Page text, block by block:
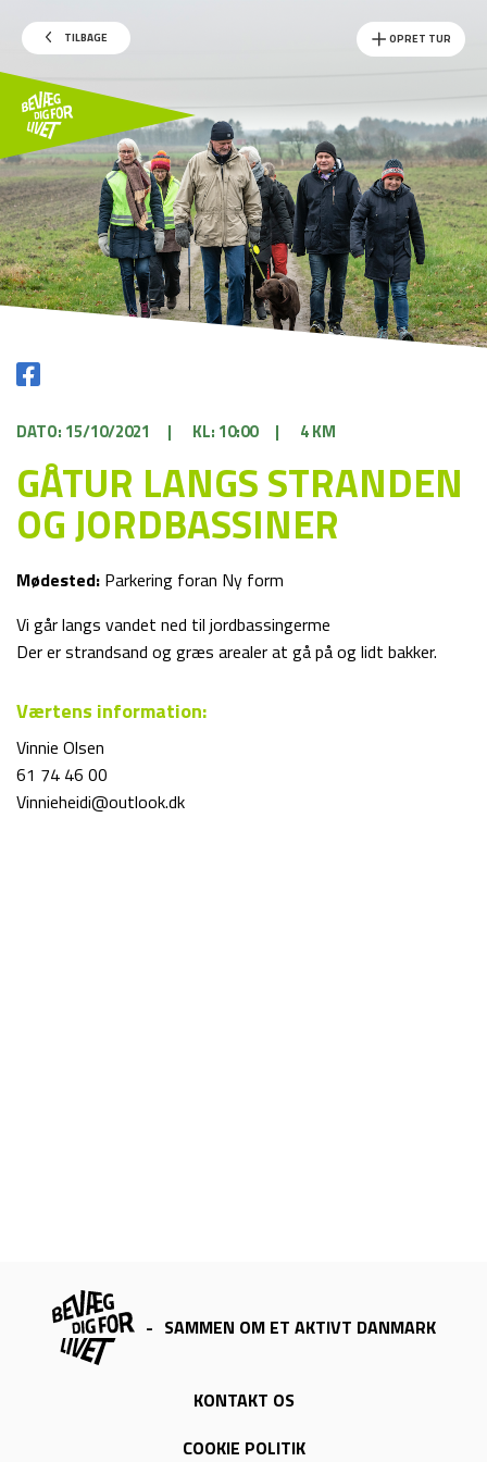
TILBAGE OPRET TUR
DATO: 15/10/2021 | KL: 10:00 | 4 KM
GÅTUR LANGS STRANDEN
OG JORDBASSINER
Mødested: Parkering foran Ny form
Vi går langs vandet ned til jordbassingerme
Der er strandsand og græs arealer at gå på og lidt bakker.
Værtens information:
Vinnie Olsen
61 74 46 00
Vinnieheidi@outlook.dk
- SAMMEN OM ET AKTIVT DANMARK
KONTAKT OS
COOKIE POLITIK